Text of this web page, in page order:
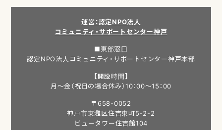
運営：認定NPO法人
コミュニティ・サポートセンター神戸
■東部窓口
認定NPO法人コミュニティ・サポートセンター神戸本部
【開設時間】
月～金（祝日の場合休み）10：00～15：00
〒658-0052
神戸市東灘区住吉東町5-2-2
ビュータワー住吉館104